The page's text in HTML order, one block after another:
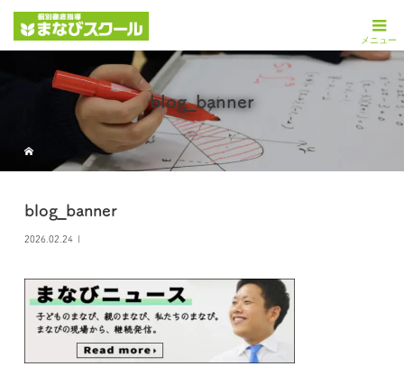
blog_banner
blog_banner
2026.02.24